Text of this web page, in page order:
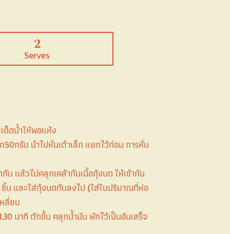
2
Serves
ด็ดน้ำให้พอแห้ง
กรัม นำไปหั่นเต๋าเล็ก แยกไว้ก่อน การหั่น
น แล้วไปคลุกเคล้ากับเนื้อกุ้งบด ให้เข้ากัน
ชิ้น และใส่กุ้งบดทับลงไป (ใส่ในปริมาณที่ห่อ
ลี่ยม
นาที ตักขึ้น คลุกน้ำมัน พักไว้เป็นอันเสร็จ